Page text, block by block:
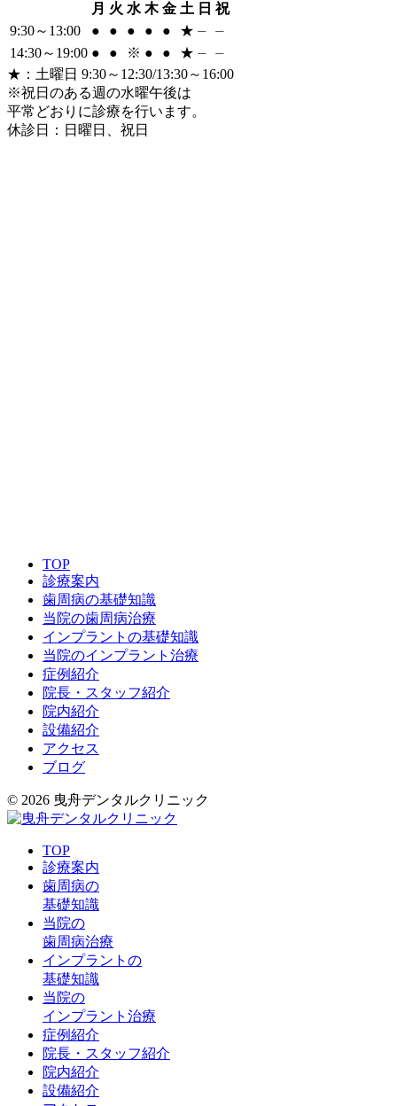
月 火 水 木 金 土 日 祝
9:30～13:00
● ● ● ● ● ★ ⏤ ⏤
14:30～19:00 ● ● ※ ● ● ★ ⏤ ⏤
★ ：土曜日 9:30～12:30/13:30～16:00
※祝日のある週の水曜午後は
平常どおりに診療を行います。
休診日：日曜日、祝日
TOP
診療案内
歯周病の基礎知識
当院の歯周病治療
インプラントの基礎知識
当院のインプラント治療
症例紹介
院長・スタッフ紹介
院内紹介
設備紹介
アクセス
ブログ
© 2026 曳舟デンタルクリニック
TOP
診療案内
歯周病の
基礎知識
当院の
歯周病治療
インプラントの
基礎知識
当院の
インプラント治療
症例紹介
院長・スタッフ紹介
院内紹介
設備紹介